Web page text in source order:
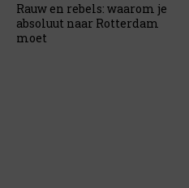
Rauw en rebels: waarom je
absoluut naar Rotterdam
moet